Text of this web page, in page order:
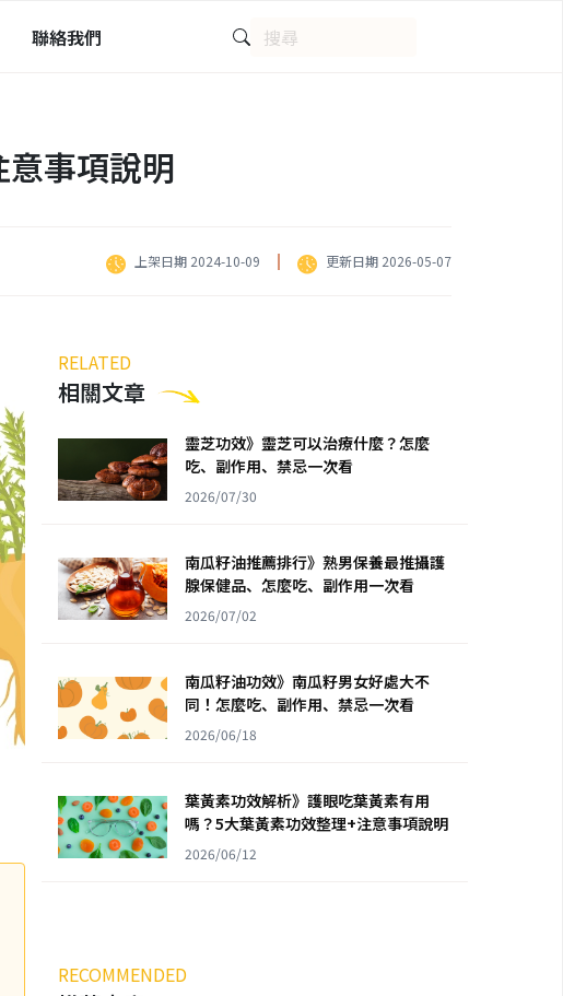
聯絡我們
事項說明
上架日期 2024-10-09 更新日期 2026-05-07
RELATED
相關文章
靈芝功效》靈芝可以治療什麼？怎麼
吃、副作用、禁忌一次看
2026/07/30
南瓜籽油推薦排行》熟男保養最推攝護
腺保健品、怎麼吃、副作用一次看
2026/07/02
南瓜籽油功效》南瓜籽男女好處大不
同！怎麼吃、副作用、禁忌一次看
2026/06/18
葉黃素功效解析》護眼吃葉黃素有用
嗎？5大葉黃素功效整理+注意事項說明
2026/06/12
RECOMMENDED